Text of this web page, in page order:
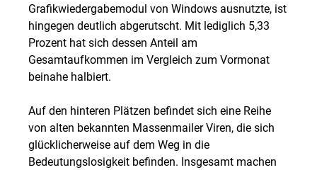
Grafikwiedergabemodul von Windows ausnutzte, ist
hingegen deutlich abgerutscht. Mit lediglich 5,33
Prozent hat sich dessen Anteil am
Gesamtaufkommen im Vergleich zum Vormonat
beinahe halbiert.
Auf den hinteren Plätzen befindet sich eine Reihe
von alten bekannten Massenmailer Viren, die sich
glücklicherweise auf dem Weg in die
Bedeutungslosigkeit befinden. Insgesamt machen